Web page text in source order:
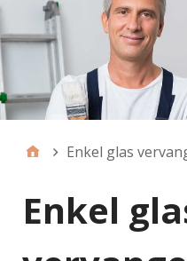
Enkel glas
Enkel